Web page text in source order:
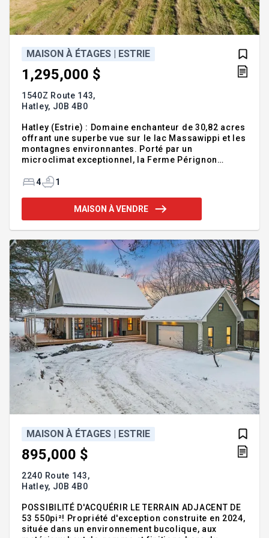
MAISON À ÉTAGES | ESTRIE
1,295,000 $
1540Z Route 143,
Hatley, J0B 4B0
Hatley (Estrie) : Domaine enchanteur de 30,82 acres
offrant une superbe vue sur le lac Massawippi et les
montagnes environnantes. Porté par un
microclimat exceptionnel, la Ferme Pérignon
parfaits pour l'autocueillette et la transformation.
chambres d'inspiration européenne, des bâtiments
agricoles, une forêt mixte et un étang, le tout à
Annexe A1Exclusions :Voir Annexe A1
4 1
MAISON À VENDRE
MAISON À ÉTAGES | ESTRIE
895,000 $
2240 Route 143,
Hatley, J0B 4B0
POSSIBILITÉ D'ACQUÉRIR LE TERRAIN ADJACENT DE
53 550pi²! Propriété d'exception construite en 2024,
située dans un environnement bucolique, aux